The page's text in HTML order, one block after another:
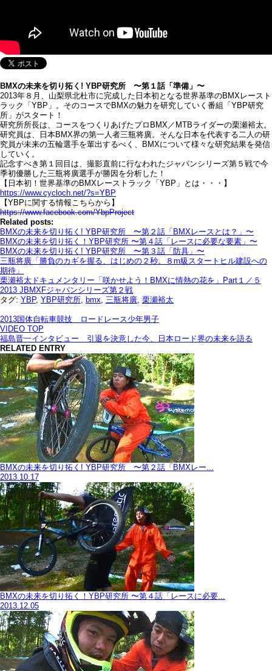
BMXの未来を切り拓く! YBP研究所 〜第１話「準備」〜
2013年８月、山梨県北杜市に完成した日本初となる世界基準のBMXレースト
ラック「YBP」。そのコースでBMXの魅力を研究していく番組「YBP研究
所」がスタート！
研究所所長は、コースをつくりあげたプロBMX／MTBライダーの栗瀬裕太。
研究員は、日本BMX界の第一人者三瓶将廣。そんな日本を代表する二人の研
究員が未来の五輪選手を輩出するべく、BMXについて様々な研究結果を発信
していく。
記念すべき第１回目は、撮影直前に行なわれたジャパンシリーズ第５戦で今
季初優勝した三瓶将廣選手が勝因を分析した！
【日本初！世界基準のBMXレーストラック「YBP」とは・・・】
https://www.cycloch.net/?s=YBP
【YBPに関する情報こちらから】
https://www.facebook.com/YbpProject
Related posts:
BMXの未来を切り拓く! YBP研究所 〜第２話「BMXレースとは？」〜
BMXの未来を切り拓く！YBP研究所 〜第４話「レースに必要な要素」〜
BMXの未来を切り拓く! YBP研究所 〜第３話「防具」〜
三瓶将廣「勝負のカギを握る、はじめの２秒。８m級スタートヒル建設への
期待」
栗瀬裕太ドキュメンタリー「咲かせよう！BMXに情熱の花を」Part１／５
2013 JBMXFジャパンシリーズ第２戦
タグ: YBP, YBP研究所 bmx 三瓶将廣 栗瀬裕太
2013国体自転車競技 ロードレース少年男子
VIDEO TOP
福島晋一インタビュー 引退を決意した今、日本ロード界の未来を語る
RELATED ENTRY
BMXの未来を切り拓く! YBP研究所 〜第２話「BMXレー...
2013.10.17
BMXの未来を切り拓く！YBP研究所 〜第４話「レースに必要...
2013.12.05